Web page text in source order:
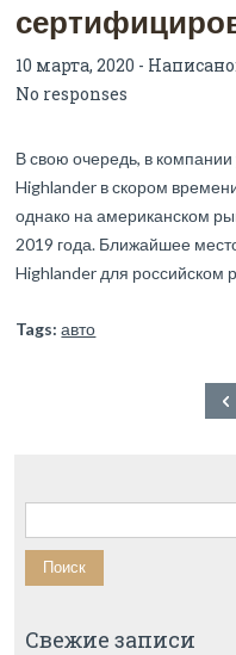
10 марта, 2020 - Написано:
No responses
В свою очередь, в
Highlander в скором
однако на американском
2019 года. Ближайшее
Highlander для
Tags: авто
Найти:
Свежие записи